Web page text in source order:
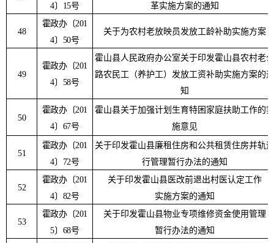
4〕 15号
革实施方案的通知
48
霍政办〔201
4〕 50号
关于为农村老放映员发放工龄补助实施方案
49
霍政办〔201
4〕 58号
霍山县人民政府办公室关于印发霍山县农村老公
路农民工（养护工）发放工资补助实施方案的通
知
50
霍政办〔201
4〕 67号
霍山县关于加强计划生育特困家庭扶助工作的实
施意见
51
霍政办〔201
4〕 72号
关于印发霍山县廉租住房和公共租赁住房并轨运
行管理暂行办法的通知
52
霍政办〔201
4〕 82号
关于印发霍山县医改前退出村医认定工作
实施方案的通知
53
霍政办〔201
5〕 68号
关于印发霍山县物业专项维修资金使用管理
暂行办法的通知